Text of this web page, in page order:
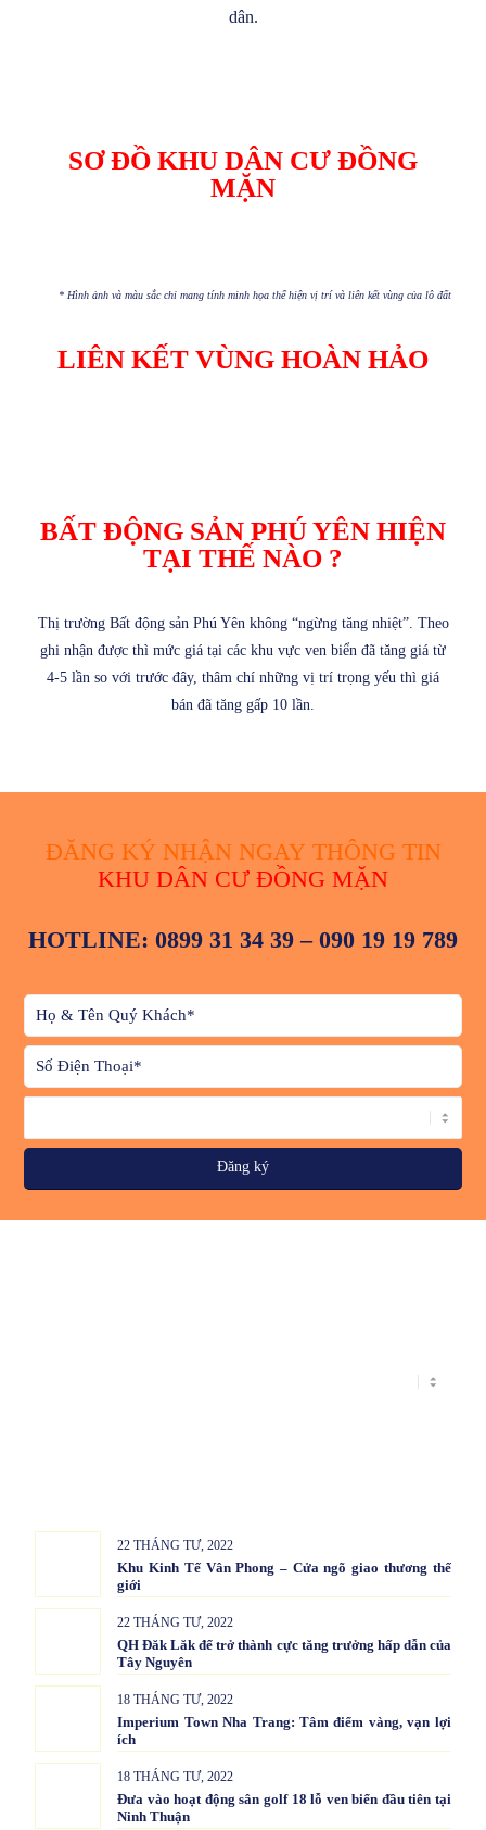
dân.
SƠ ĐỒ KHU DÂN CƯ ĐỒNG
MẶN
* Hình ảnh và màu sắc chỉ mang tính minh họa thể hiện vị trí và liên kết vùng của lô đất
LIÊN KẾT VÙNG HOÀN HẢO
BẤT ĐỘNG SẢN PHÚ YÊN HIỆN
TẠI THẾ NÀO ?
Thị trường Bất động sản Phú Yên không “ngừng tăng nhiệt”. Theo
ghi nhận được thì mức giá tại các khu vực ven biển đã tăng giá từ
4-5 lần so với trước đây, thâm chí những vị trí trọng yếu thì giá
bán đã tăng gấp 10 lần.
ĐĂNG KÝ NHẬN NGAY THÔNG TIN
KHU DÂN CƯ ĐỒNG MẶN
HOTLINE: 0899 31 34 39 – 090 19 19 789
22 THÁNG TƯ, 2022
Khu Kinh Tế Vân Phong – Cửa ngõ giao thương thế
giới
22 THÁNG TƯ, 2022
QH Đăk Lăk để trở thành cực tăng trưởng hấp dẫn của
Tây Nguyên
18 THÁNG TƯ, 2022
Imperium Town Nha Trang: Tâm điểm vàng, vạn lợi
ích
18 THÁNG TƯ, 2022
Đưa vào hoạt động sân golf 18 lỗ ven biển đầu tiên tại
Ninh Thuận